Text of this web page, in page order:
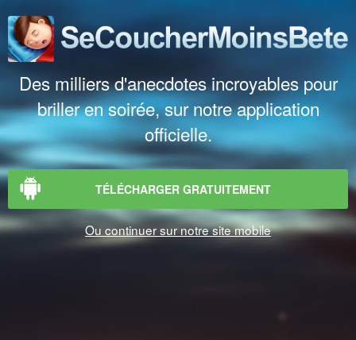
Des milliers d'anecdotes incroyables pour
briller en soirée, sur notre application
officielle.
TÉLÉCHARGER GRATUITEMENT
Ou continuer sur notre site mobile